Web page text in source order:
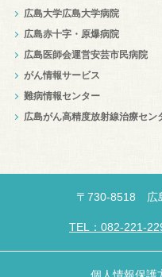
広島大学広島大学病院
広島赤十字・原爆病院
広島医師会運営安芸市民病院
がん情報サービス
難病情報センター
広島がん高精度放射線治療セン
〒 730-8518 広
TEL：082-221-